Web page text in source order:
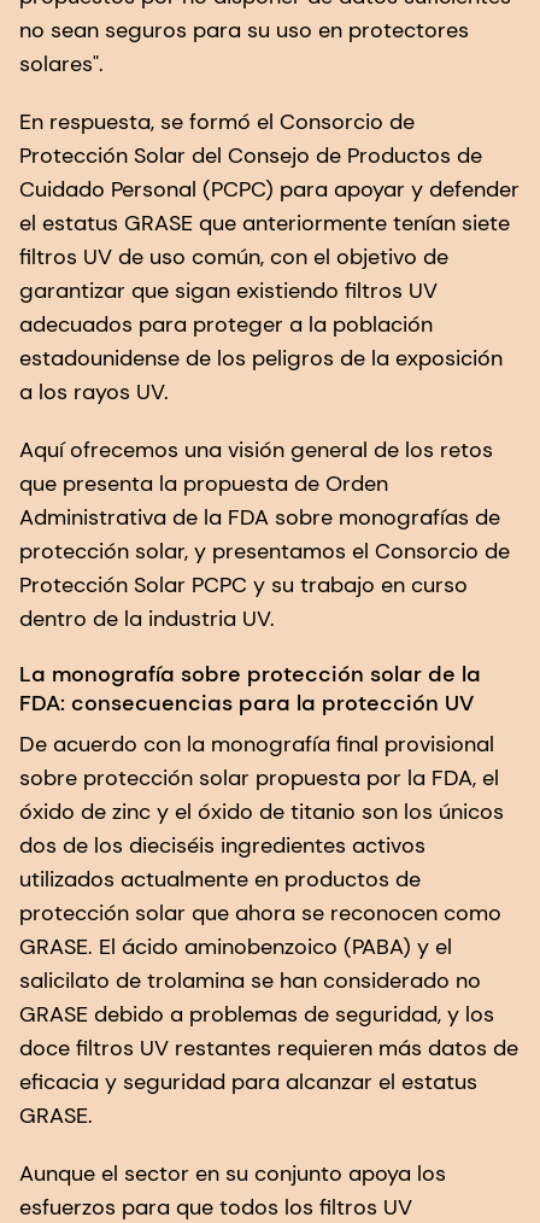
no sean seguros para su uso en protectores
solares".
En respuesta, se formó el Consorcio de
Protección Solar del Consejo de Productos de
Cuidado Personal (PCPC) para apoyar y defender
el estatus GRASE que anteriormente tenían siete
filtros UV de uso común, con el objetivo de
garantizar que sigan existiendo filtros UV
adecuados para proteger a la población
estadounidense de los peligros de la exposición
a los rayos UV.
Aquí ofrecemos una visión general de los retos
que presenta la propuesta de Orden
Administrativa de la FDA sobre monografías de
protección solar, y presentamos el Consorcio de
Protección Solar PCPC y su trabajo en curso
dentro de la industria UV.
La monografía sobre protección solar de la
FDA: consecuencias para la protección UV
De acuerdo con la monografía final provisional
sobre protección solar propuesta por la FDA, el
óxido de zinc y el óxido de titanio son los únicos
dos de los dieciséis ingredientes activos
utilizados actualmente en productos de
protección solar que ahora se reconocen como
GRASE. El ácido aminobenzoico (PABA) y el
salicilato de trolamina se han considerado no
GRASE debido a problemas de seguridad, y los
doce filtros UV restantes requieren más datos de
eficacia y seguridad para alcanzar el estatus
GRASE.
Aunque el sector en su conjunto apoya los
esfuerzos para que todos los filtros UV